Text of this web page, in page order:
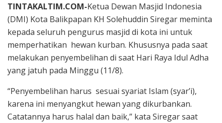
TINTAKALTIM.COM-Ketua Dewan Masjid Indonesia
(DMI) Kota Balikpapan KH Solehuddin Siregar meminta
kepada seluruh pengurus masjid di kota ini untuk
memperhatikan hewan kurban. Khususnya pada saat
melakukan penyembelihan di saat Hari Raya Idul Adha
yang jatuh pada Minggu (11/8).
“Penyembelihan harus sesuai syariat Islam (syar’i),
karena ini menyangkut hewan yang dikurbankan.
Catatannya harus halal dan baik,” kata Siregar saat